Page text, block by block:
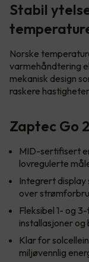
Stabil
Norske
varmehåndtering
mekanisk design
raskere
Zaptec Go
MID-sertifisert
lovregulerte
Integrert display
over
Fleksibel 1- og
installasjoner og
Klar for
miljøvennlig